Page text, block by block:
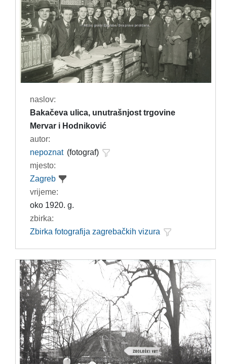
naslov:
Bakačeva ulica, unutrašnjost trgovine
Mervar i Hodniković
autor:
nepoznat (fotograf)
mjesto:
Zagreb
vrijeme:
oko 1920. g.
zbirka:
Zbirka fotografija zagrebačkih vizura